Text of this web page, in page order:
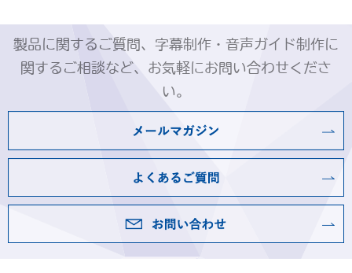
製品に関するご質問、字幕制作・音声ガイド制作に
関するご相談など、お気軽にお問い合わせくださ
い。